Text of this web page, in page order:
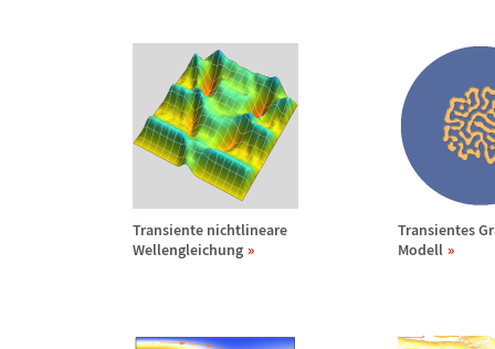
Transiente nichtlineare
Wellengleichung
Transientes
Modell